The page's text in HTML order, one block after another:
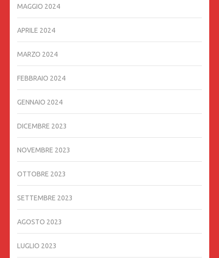
MAGGIO 2024
APRILE 2024
MARZO 2024
FEBBRAIO 2024
GENNAIO 2024
DICEMBRE 2023
NOVEMBRE 2023
OTTOBRE 2023
SETTEMBRE 2023
AGOSTO 2023
LUGLIO 2023